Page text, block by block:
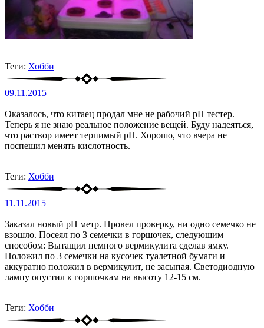
Теги: Хобби
09.11.2015
Оказалось, что китаец продал мне не рабочий pH тестер.
Теперь я не знаю реальное положение вещей. Буду надеяться,
что раствор имеет терпимый pH. Хорошо, что вчера не
поспешил менять кислотность.
Теги: Хобби
11.11.2015
Заказал новый pH метр. Провел проверку, ни одно семечко не
взошло. Посеял по 3 семечки в горшочек, следующим
способом: Вытащил немного вермикулита сделав ямку.
Положил по 3 семечки на кусочек туалетной бумаги и
аккуратно положил в вермикулит, не засыпая. Светодиодную
лампу опустил к горшочкам на высоту 12-15 см.
Теги: Хобби